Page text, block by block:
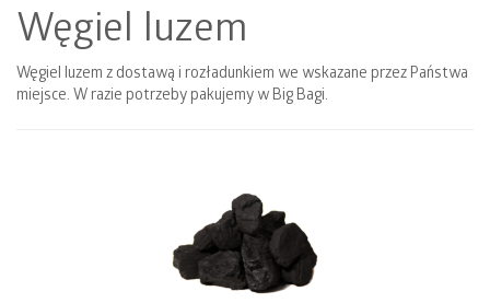
Węgiel luzem
Węgiel luzem z dostawą i rozładunkiem we wskazane przez Państwa
miejsce. W razie potrzeby pakujemy w Big Bagi.